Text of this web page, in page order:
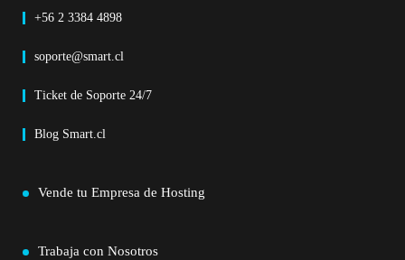
+56 2 3384 4898
soporte@smart.cl
Ticket de Soporte 24/7
Blog Smart.cl
Vende tu Empresa de Hosting
Trabaja con Nosotros